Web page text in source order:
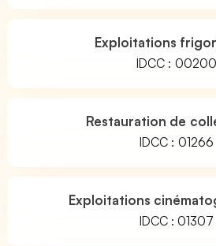
Exploitations
IDCC : 00200
Restauration de
IDCC : 01266
Exploitations
IDCC : 01307